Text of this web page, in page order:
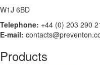
W1J 6BD
Telephone: +44 (0) 203 290
E-mail:
Products